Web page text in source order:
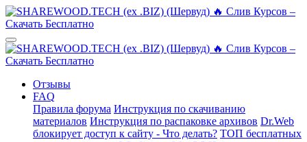
Отзывы
FAQ
Правила форума Инструкция по скачиванию
материалов Инструкция по распаковке архивов Dr.Web
блокирует доступ к сайту - Что делать? ТОП бесплатных